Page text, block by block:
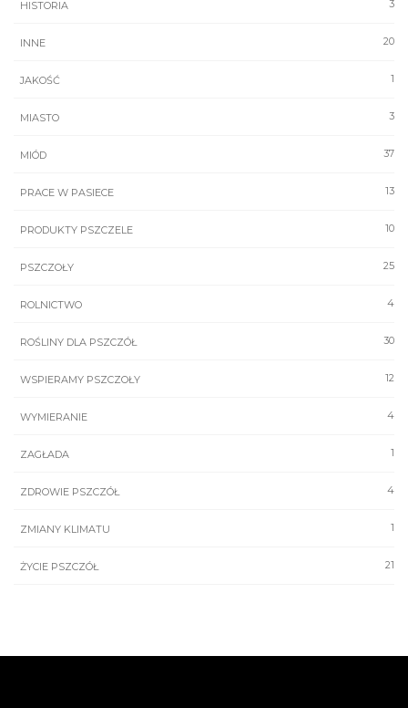
3
HISTORIA
20
INNE
1
JAKOŚĆ
3
MIASTO
37
MIÓD
13
PRACE W PASIECE
10
PRODUKTY PSZCZELE
25
PSZCZOŁY
4
ROLNICTWO
30
ROŚLINY DLA PSZCZÓŁ
12
WSPIERAMY PSZCZOŁY
4
WYMIERANIE
1
ZAGŁADA
4
ZDROWIE PSZCZÓŁ
1
ZMIANY KLIMATU
21
ŻYCIE PSZCZÓŁ